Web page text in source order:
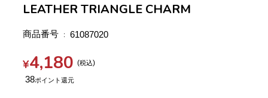
LEATHER TRIANGLE CHARM
商品番号 61087020
¥4,180 税込
38